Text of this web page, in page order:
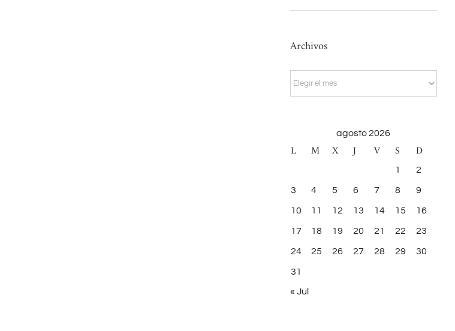
Archivos
Archivos
agosto 2026
L M X J V S D
1 2
3 4 5 6 7 8 9
10 11 12 13 14 15 16
17 18 19 20 21 22 23
24 25 26 27 28 29 30
31
« Jul